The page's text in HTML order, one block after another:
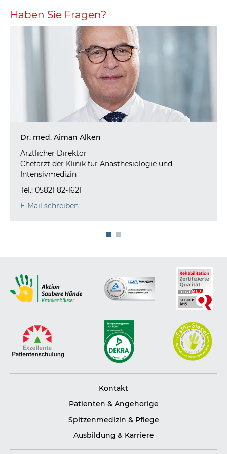
Haben Sie Fragen?
Dr. med. Aiman Alken
Ärztlicher Direktor
Chefarzt der Klinik für Anästhesiologie und
Intensivmedizin
Tel.: 05821 82-1621
E-Mail schreiben
Kontakt
Patienten & Angehörige
Spitzenmedizin & Pflege
Ausbildung & Karriere